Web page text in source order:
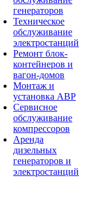
генераторов
Техническое
обслуживание
электростанций
Ремонт блок-
контейнеров и
вагон-домов
Монтаж и
установка АВР
Сервисное
обслуживание
компрессоров
Аренда
дизельных
генераторов и
электростанций